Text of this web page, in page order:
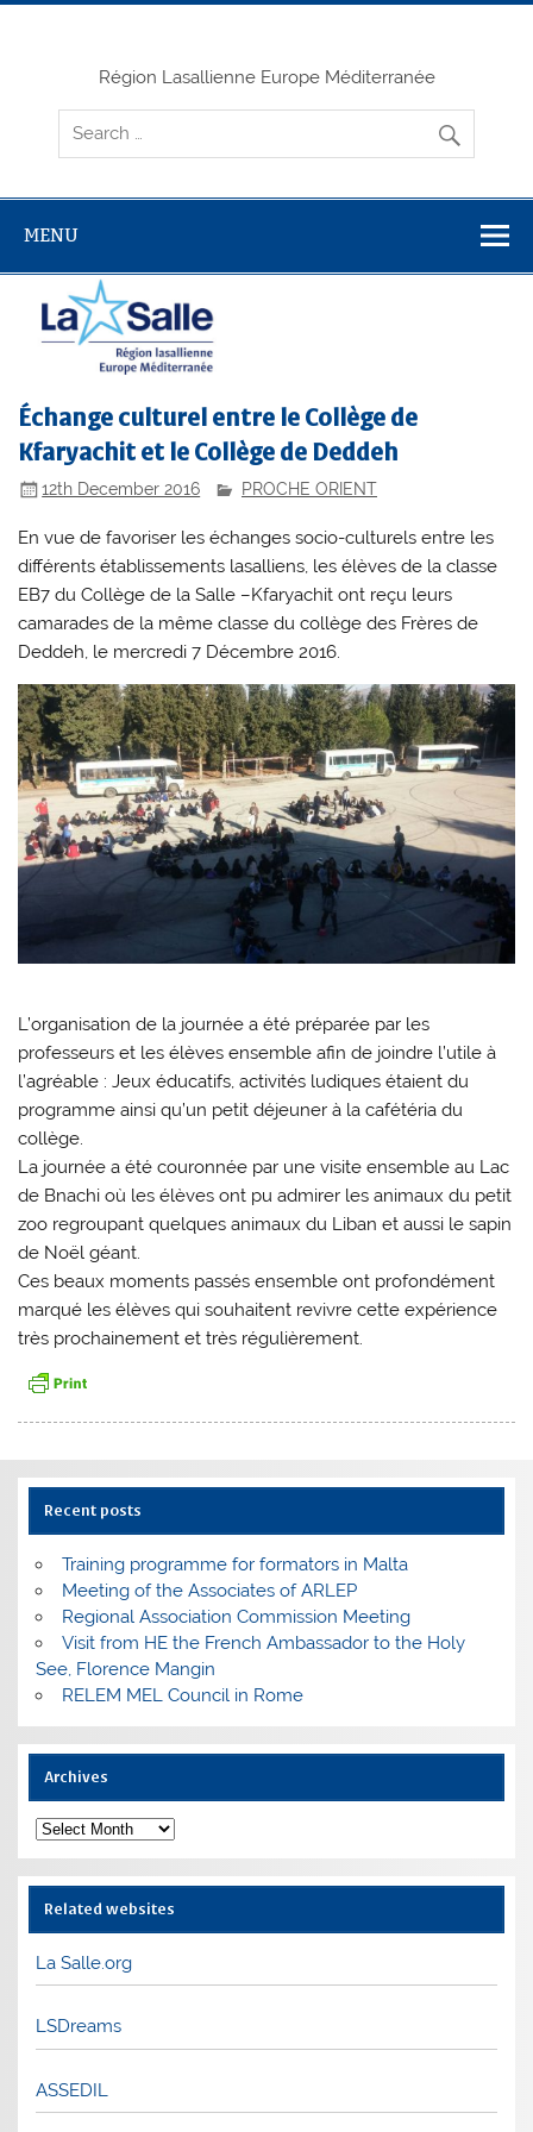
Skip
Région Lasallienne Europe Méditerranée
MENU
Échange culturel entre le Collège de
Kfaryachit et le Collège de Deddeh
12th December 2016 PROCHE ORIENT
En vue de favoriser les échanges socio-culturels entre les
différents établissements lasalliens, les élèves de la classe
EB7 du Collège de la Salle –Kfaryachit ont reçu leurs
camarades de la même classe du collège des Frères de
Deddeh, le mercredi 7 Décembre 2016.
L’organisation de la journée a été préparée par les
professeurs et les élèves ensemble afin de joindre l’utile à
l’agréable : Jeux éducatifs, activités ludiques étaient du
programme ainsi qu’un petit déjeuner à la cafétéria du
collège.
La journée a été couronnée par une visite ensemble au Lac
de Bnachi où les élèves ont pu admirer les animaux du petit
zoo regroupant quelques animaux du Liban et aussi le sapin
de Noël géant.
Ces beaux moments passés ensemble ont profondément
marqué les élèves qui souhaitent revivre cette expérience
très prochainement et très régulièrement.
Recent posts
Training programme for formators in Malta
Meeting of the Associates of ARLEP
Regional Association Commission Meeting
Visit from HE the French Ambassador to the Holy
See, Florence Mangin
RELEM MEL Council in Rome
Archives
Archives
Related websites
La Salle.org
LSDreams
ASSEDIL